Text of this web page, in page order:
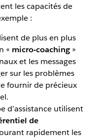
les capacités de
:
de plus en plus
« micro-coaching»
et les messages
sur les problèmes
fournir de précieux
d’assistance utilisent
de
rapidement les